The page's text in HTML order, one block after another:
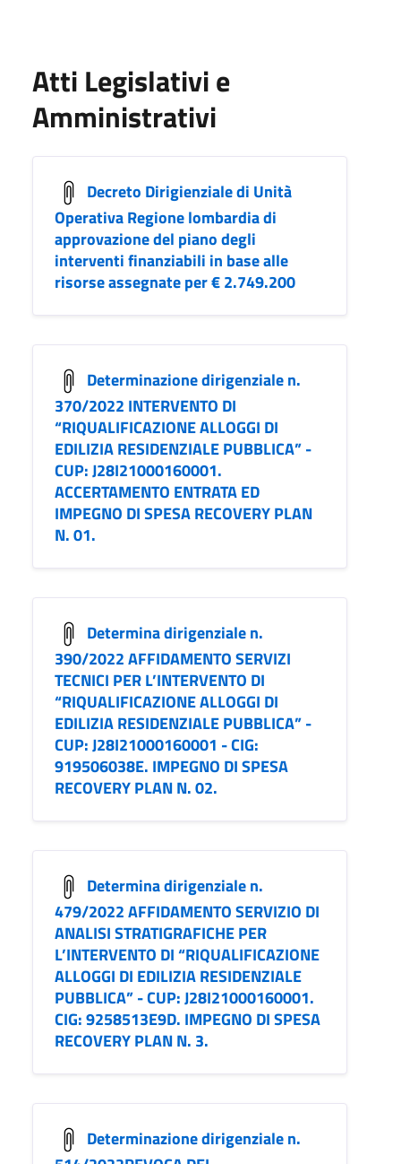
Atti Legislativi e
Amministrativi
Decreto Dirigienziale di Unità
Operativa Regione lombardia di
approvazione del piano degli
interventi finanziabili in base alle
risorse assegnate per € 2.749.200
Determinazione dirigenziale n.
370/2022 INTERVENTO DI
“RIQUALIFICAZIONE ALLOGGI DI
EDILIZIA RESIDENZIALE PUBBLICA” -
CUP: J28I21000160001.
ACCERTAMENTO ENTRATA ED
IMPEGNO DI SPESA RECOVERY PLAN
N. 01.
Determina dirigenziale n.
390/2022 AFFIDAMENTO SERVIZI
TECNICI PER L’INTERVENTO DI
“RIQUALIFICAZIONE ALLOGGI DI
EDILIZIA RESIDENZIALE PUBBLICA” -
CUP: J28I21000160001 - CIG:
919506038E. IMPEGNO DI SPESA
RECOVERY PLAN N. 02.
Determina dirigenziale n.
479/2022 AFFIDAMENTO SERVIZIO DI
ANALISI STRATIGRAFICHE PER
L’INTERVENTO DI “RIQUALIFICAZIONE
ALLOGGI DI EDILIZIA RESIDENZIALE
PUBBLICA” - CUP: J28I21000160001.
CIG: 9258513E9D. IMPEGNO DI SPESA
RECOVERY PLAN N. 3.
Determinazione dirigenziale n.